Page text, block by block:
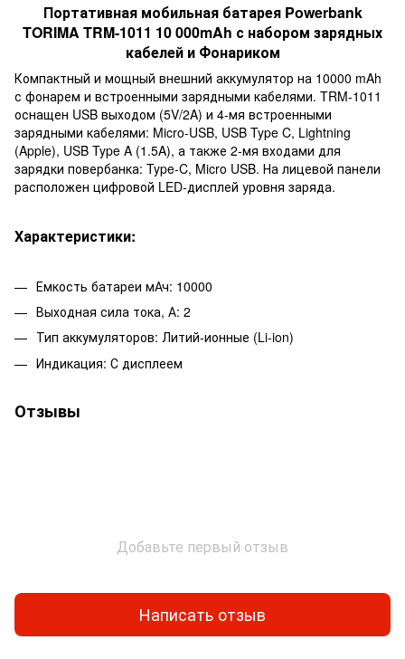
Портативная мобильная батарея Powerbank
TORIMA TRM-1011 10 000mAh с набором зарядных
кабелей и Фонариком
Компактный и мощный внешний аккумулятор на 10000 mAh
с фонарем и встроенными зарядными кабелями. TRM-1011
оснащен USB выходом (5V/2A) и 4-мя встроенными
зарядными кабелями: Micro-USB, USB Type C, Lightning
(Apple), USB Type A (1.5A), а также 2-мя входами для
зарядки повербанка: Type-C, Micro USB. На лицевой панели
расположен цифровой LED-дисплей уровня заряда.
Характеристики:
Емкость батареи мАч: 10000
Выходная сила тока, А: 2
Тип аккумуляторов: Литий-ионные (Li-ion)
Индикация: С дисплеем
Отзывы
Добавьте первый отзыв
Написать отзыв